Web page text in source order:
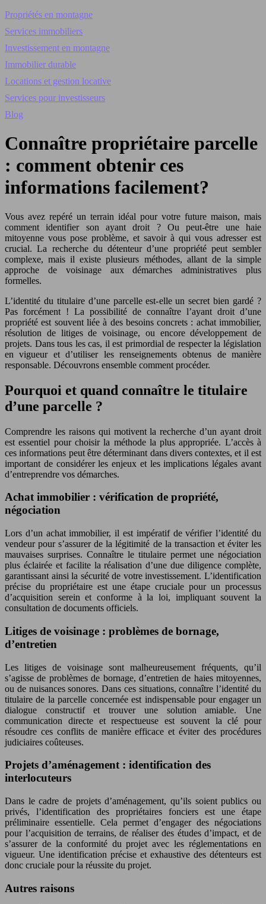
Propriétés en montagne
Services immobiliers
Investissement en montagne
Immobilier durable
Locations et gestion locative
Services pour investisseurs
Blog
Connaître propriétaire parcelle
: comment obtenir ces
informations facilement?
Vous avez repéré un terrain idéal pour votre future maison, mais
comment identifier son ayant droit ? Ou peut-être une haie
mitoyenne vous pose problème, et savoir à qui vous adresser est
crucial. La recherche du détenteur d’une propriété peut sembler
complexe, mais il existe plusieurs méthodes, allant de la simple
approche de voisinage aux démarches administratives plus
formelles.
L’identité du titulaire d’une parcelle est-elle un secret bien gardé ?
Pas forcément ! La possibilité de connaître l’ayant droit d’une
propriété est souvent liée à des besoins concrets : achat immobilier,
résolution de litiges de voisinage, ou encore développement de
projets. Dans tous les cas, il est primordial de respecter la législation
en vigueur et d’utiliser les renseignements obtenus de manière
responsable. Découvrons ensemble comment procéder.
Pourquoi et quand connaître le titulaire
d’une parcelle ?
Comprendre les raisons qui motivent la recherche d’un ayant droit
est essentiel pour choisir la méthode la plus appropriée. L’accès à
ces informations peut être déterminant dans divers contextes, et il est
important de considérer les enjeux et les implications légales avant
d’entreprendre vos démarches.
Achat immobilier : vérification de propriété,
négociation
Lors d’un achat immobilier, il est impératif de vérifier l’identité du
vendeur pour s’assurer de la légitimité de la transaction et éviter les
mauvaises surprises. Connaître le titulaire permet une négociation
plus éclairée et facilite la réalisation d’une due diligence complète,
garantissant ainsi la sécurité de votre investissement. L’identification
précise du propriétaire est une étape cruciale pour un processus
d’acquisition serein et conforme à la loi, impliquant souvent la
consultation de documents officiels.
Litiges de voisinage : problèmes de bornage,
d’entretien
Les litiges de voisinage sont malheureusement fréquents, qu’il
s’agisse de problèmes de bornage, d’entretien de haies mitoyennes,
ou de nuisances sonores. Dans ces situations, connaître l’identité du
titulaire de la parcelle concernée est indispensable pour engager un
dialogue constructif et trouver une solution amiable. Une
communication directe et respectueuse est souvent la clé pour
résoudre ces conflits de manière efficace et éviter des procédures
judiciaires coûteuses.
Projets d’aménagement : identification des
interlocuteurs
Dans le cadre de projets d’aménagement, qu’ils soient publics ou
privés, l’identification des propriétaires fonciers est une étape
préliminaire essentielle. Cela permet d’engager des négociations
pour l’acquisition de terrains, de réaliser des études d’impact, et de
s’assurer de la conformité du projet avec les réglementations en
vigueur. Une identification précise et exhaustive des détenteurs est
donc cruciale pour la réussite du projet.
Autres raisons